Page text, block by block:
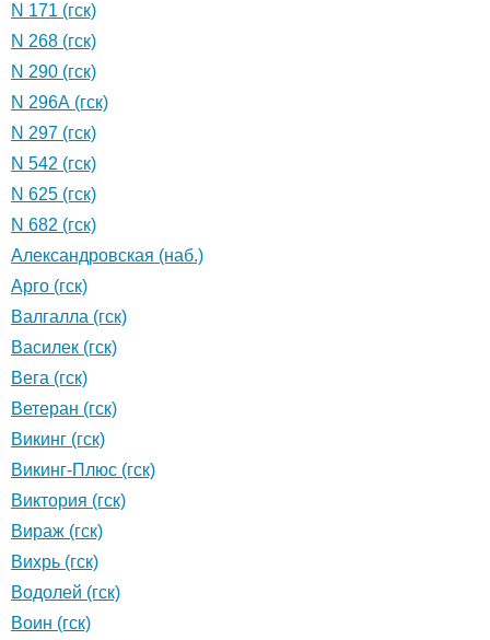
N 171 (гск)
N 268 (гск)
N 290 (гск)
N 296А (гск)
N 297 (гск)
N 542 (гск)
N 625 (гск)
N 682 (гск)
Александровская (наб.)
Арго (гск)
Валгалла (гск)
Василек (гск)
Вега (гск)
Ветеран (гск)
Викинг (гск)
Викинг-Плюс (гск)
Виктория (гск)
Вираж (гск)
Вихрь (гск)
Водолей (гск)
Воин (гск)